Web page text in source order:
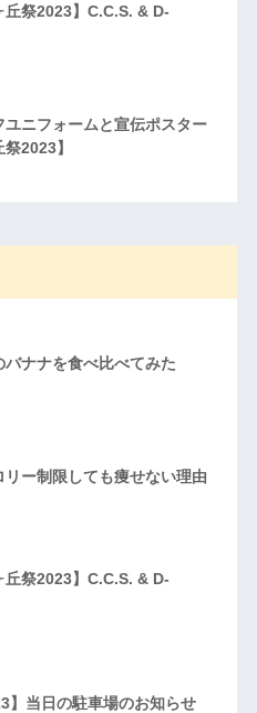
丘祭2023】C.C.S. & D-
ユニフォームと宣伝ポスター
2023】
バナナを食べ比べてみた
リー制限しても痩せない理由
丘祭2023】C.C.S. & D-
】当日の駐車場のお知らせ